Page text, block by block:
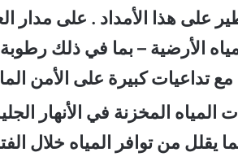
على هذا الأمداد . على مدار
الأرضية – بما في ذلك رطوبة
المياه المخزنة في الأنهار
من توافر المياه خلال